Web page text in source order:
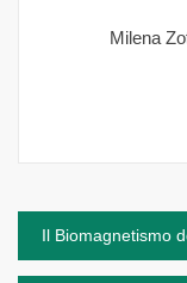
Milena
Il Biomagnetismo